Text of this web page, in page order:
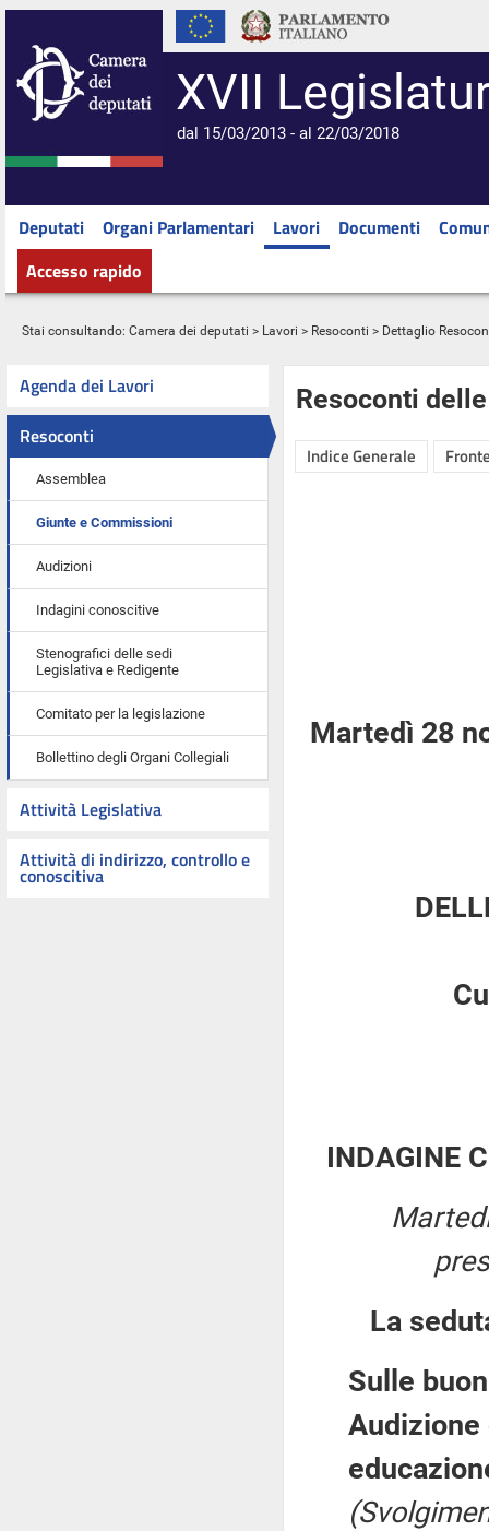
XVII
dal 15/03/2013 - al 22/03/2018
Deputati Organi Parlamentari Lavori Documenti
Accesso rapido
Stai consultando: Camera dei deputati > Lavori > Resoconti > Dettaglio
Agenda dei Lavori
Resoconti
Assemblea
Giunte e Commissioni
Audizioni
Indagini conoscitive
Stenografici delle sedi
Legislativa e Redigente
Comitato per la legislazione
Bollettino degli Organi Collegiali
Attività Legislativa
Attività di indirizzo, controllo e
conoscitiva
Resoconti
Indice Generale
Martedì 28
INDAGINE
La
Sulle